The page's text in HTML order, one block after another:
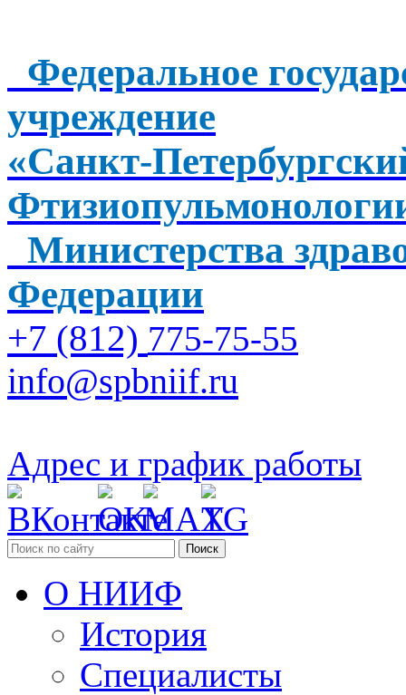
Федеральное
учреждение
«Санкт-
Министерства
Федерации
+7 (812) 775-75-55
info@spbniif.ru
Адрес и график работы
Поиск
О НИИФ
История
Специалисты